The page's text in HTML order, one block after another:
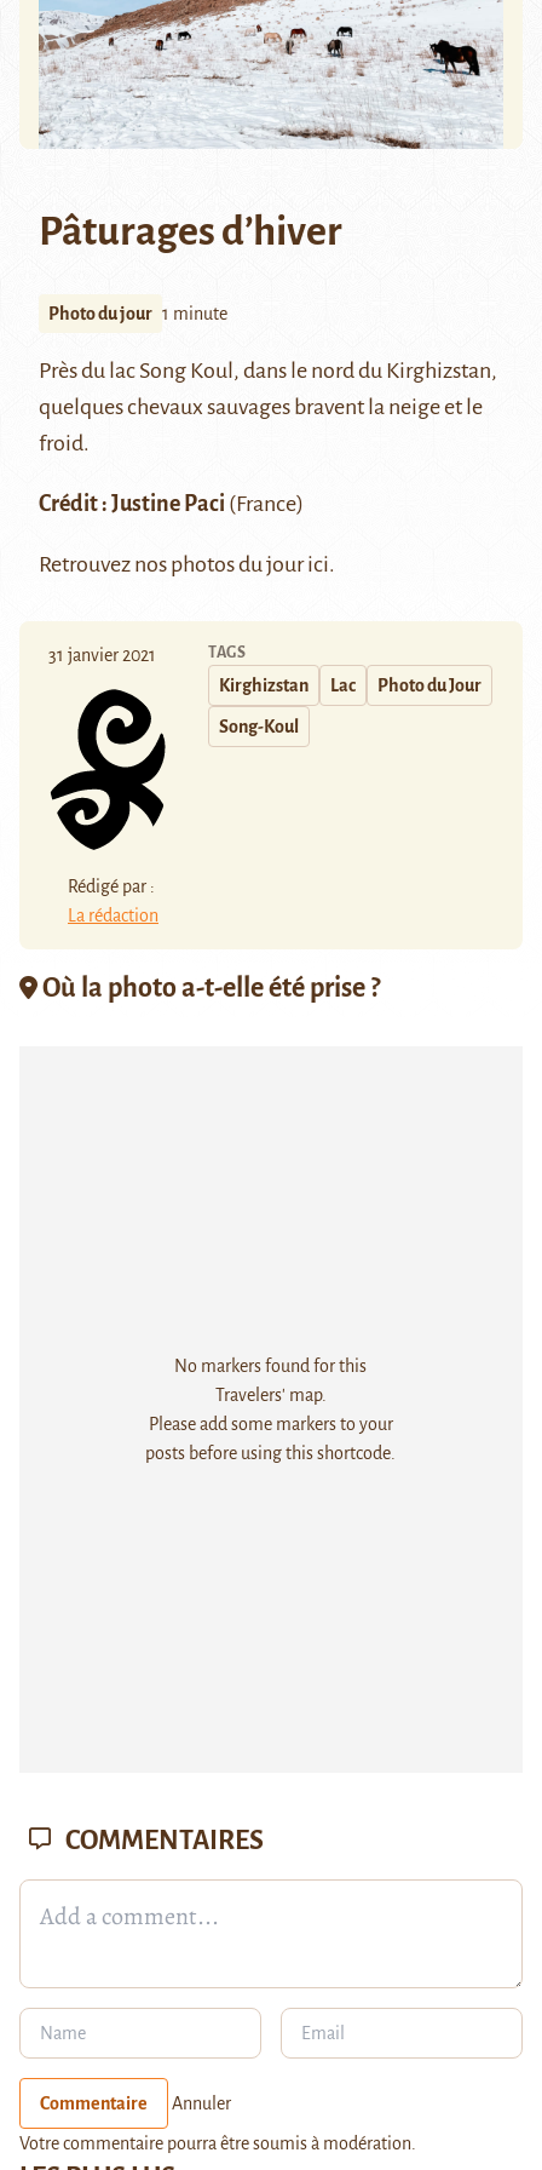
Pâturages d’hiver
Photo du jour 1 minute
Près du lac Song Koul, dans le nord du Kirghizstan,
quelques chevaux sauvages bravent la neige et le
froid.
Crédit : Justine Paci (France)
Retrouvez nos photos du jourici.
31 janvier 2021
Rédigé par :
La rédaction
TAGS
Kirghizstan Lac Photo du Jour
Song-Koul
Où la photo a-t-elle été prise ?
No markers found for this
Travelers' map.
Please add some markers to your
posts before using this shortcode.
COMMENTAIRES
Commentaire Annuler
Votre commentaire pourra être soumis à modération.